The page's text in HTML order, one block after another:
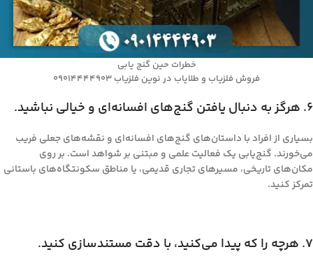
خطرات حین گنج یابی
فروش فلزیاب و طلایاب در نوین فلزیاب 09014444903
۶. هرگز به دنبال یافتن گنج‌های افسانه‌ای و خیالی نباشید.
بسیاری از افراد با داستان‌های گنج‌های افسانه‌ای و نقشه‌های جعلی فریب
می‌خورند. گنج‌یابی یک فعالیت علمی و مبتنی بر شواهد است. بر روی
مکان‌های تاریخی، مسیرهای تجاری قدیمی، یا مناطق سکونتگاه‌های باستانی
تمرکز کنید.
۷. هرچه را که پیدا می‌کنید، با دقت مستندسازی کنید.